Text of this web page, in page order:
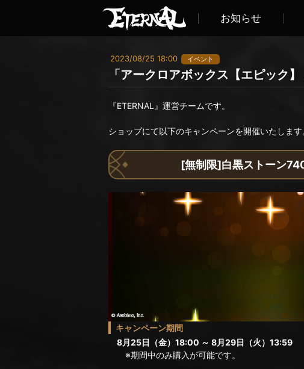
お知らせ
2023/08/25 18:00 イベント
「アークロアボックス【エピック
『ETERNAL』運営チームです。
ショップにて以下のキャンペーンを開催いたします
[無制限]白黒ストーン
キャンペーン期間
8月25日（金）18:00 ～ 8月29日（火）13:59
※期間中のみ購入が可能です。